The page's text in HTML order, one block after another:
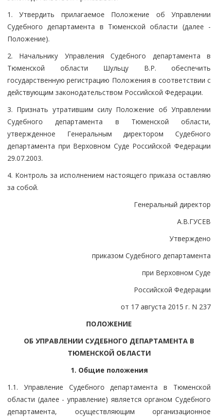
1. Утвердить прилагаемое Положение об Управлении
Судебного департамента в Тюменской области (далее -
Положение).
2. Начальнику Управления Судебного департамента в
Тюменской области Шульцу В.Р. обеспечить
государственную регистрацию Положения в соответствии с
действующим законодательством Российской Федерации.
3. Признать утратившим силу Положение об Управлении
Судебного департамента в Тюменской области,
утвержденное Генеральным директором Судебного
департамента при Верховном Суде Российской Федерации
29.07.2003.
4. Контроль за исполнением настоящего приказа оставляю
за собой.
Генеральный директор
А.В.ГУСЕВ
Утверждено
приказом Судебного департамента
при Верховном Суде
Российской Федерации
от 17 августа 2015 г. N 237
ПОЛОЖЕНИЕ
ОБ УПРАВЛЕНИИ СУДЕБНОГО ДЕПАРТАМЕНТА В
ТЮМЕНСКОЙ ОБЛАСТИ
1. Общие положения
1.1. Управление Судебного департамента в Тюменской
области (далее - управление) является органом Судебного
департамента, осуществляющим организационное